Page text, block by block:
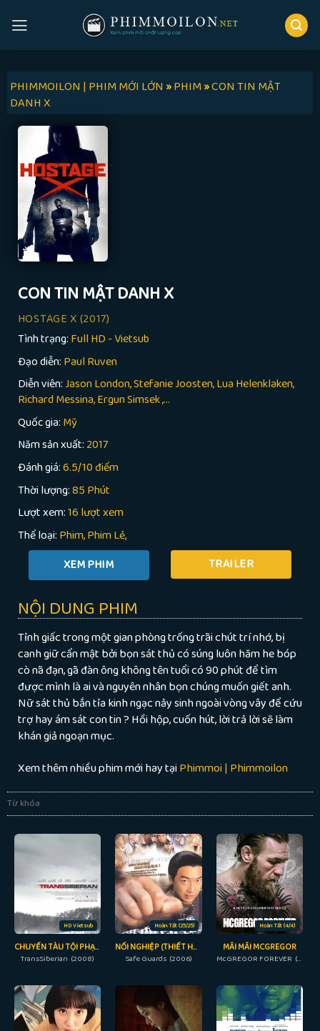
PHIMMOILON | PHIM MỚI LỚN»PHIM»CON TIN MẬT
DANH X
CON TIN MẬT DANH X
HOSTAGE X (2017)
Tình trạng: Full HD - Vietsub
Đạo diễn: Paul Ruven
Diễn viên:Jason London, Stefanie Joosten, Lua Helenklaken,
Richard Messina, Ergun Simsek ,...
Quốc gia: Mỹ
Năm sản xuất: 2017
Đánh giá:6.5/10 điểm
Thời lượng:85 Phút
Lượt xem:16 lượt xem
Thể loại: Phim Phim Lẻ
TRAILER
NỘI DUNG PHIM
Tỉnh giấc trong một gian phòng trống trãi chút trí nhớ, bị
canh giữ cẩn mật bởi bọn sát thủ có súng luôn hăm he bóp
cò nã đạn, gã đàn ông không tên tuổi có 90 phút để tìm
được mình là ai và nguyên nhân bọn chúng muốn giết anh.
Nữ sát thủ bắn tỉa kinh ngạc nảy sinh ngoài vòng vây để cứu
trợ hay ám sát con tin ? Hồi hộp, cuốn hút, lời trả lời sẽ làm
khán giả ngoạn mục.
Xem thêm nhiều phim mới hay tạiPhimmoi | Phimmoilon
Từ khóa
HD Vietsub
CHUYẾN TÀU TỘI PHẠM
TransSiberian (2008)
Hoàn Tất (25/25)
NỐI NGHIỆP (THIẾT HUYẾT BẢO TIÊU)
Safe Guards (2006)
Hoàn Tất (4/4)
MÃI MÃI MCGREGOR
McGREGOR FOREVER (2023)